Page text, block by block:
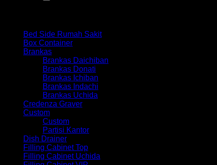
Bed Side Rumah Sakit
Box Container
Brankas
Brankas Daichiban
Brankas Donati
Brankas Ichiban
Brankas Indachi
Brankas Uchida
Credenza Graver
Custom
Custom
Partisi Kantor
Dish Drainer
Filling Cabinet Top
Filling Cabinet Uchida